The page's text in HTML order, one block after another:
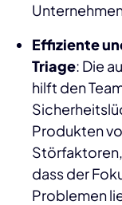
Effiziente
Triage: Die
hilft den
Produkten
dass der
Problemen